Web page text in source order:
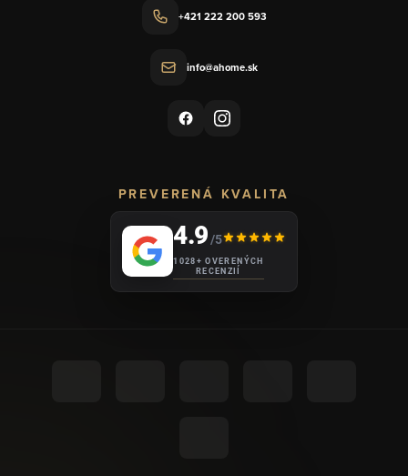
+421 222 200 593
info@ahome.sk
PREVERENÁ KVALITA
4.9/5
1028+ OVERENÝCH
RECENZIÍ